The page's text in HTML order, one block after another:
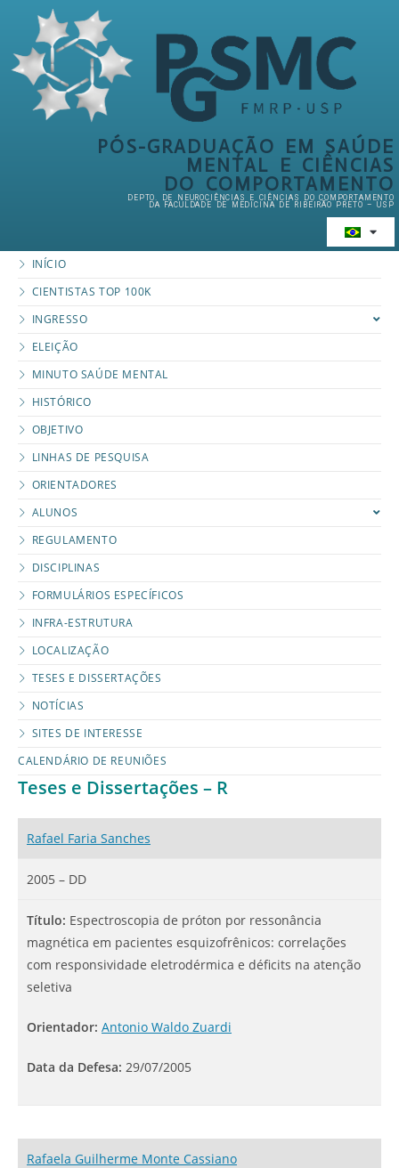
PÓS-GRADUAÇÃO EM SAÚDE
MENTAL E CIÊNCIAS
DO COMPORTAMENTO
DEPTO. DE NEUROCIÊNCIAS E CIÊNCIAS DO COMPORTAMENTO
DA FACULDADE DE MEDICINA DE RIBEIRÃO PRETO – USP
INÍCIO
CIENTISTAS TOP 100K
INGRESSO
ELEIÇÃO
MINUTO SAÚDE MENTAL
HISTÓRICO
OBJETIVO
LINHAS DE PESQUISA
ORIENTADORES
ALUNOS
REGULAMENTO
DISCIPLINAS
FORMULÁRIOS ESPECÍFICOS
INFRA-ESTRUTURA
LOCALIZAÇÃO
TESES E DISSERTAÇÕES
NOTÍCIAS
SITES DE INTERESSE
CALENDÁRIO DE REUNIÕES
Teses e Dissertações – R
Rafael Faria Sanches
2005 – DD
Título: Espectroscopia de próton por ressonância
magnética em pacientes esquizofrênicos: correlações
com responsividade eletrodérmica e déficits na atenção
seletiva
Orientador: Antonio Waldo Zuardi
Data da Defesa: 29/07/2005
Rafaela Guilherme Monte Cassiano